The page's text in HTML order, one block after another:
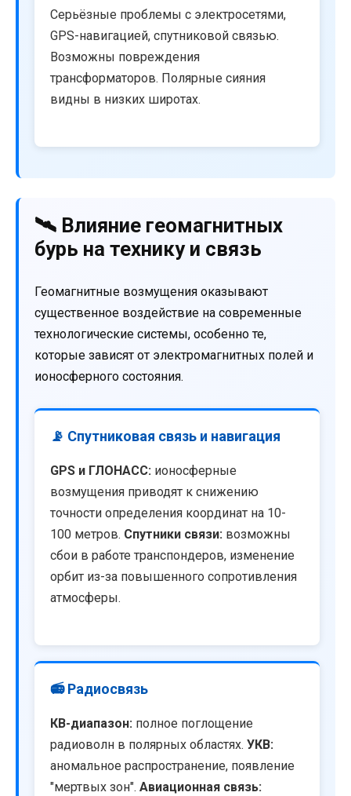
Серьёзные проблемы с электросетями,
GPS-навигацией, спутниковой связью.
Возможны повреждения
трансформаторов. Полярные сияния
видны в низких широтах.
🛰️ Влияние геомагнитных
бурь на технику и связь
Геомагнитные возмущения оказывают
существенное воздействие на современные
технологические системы, особенно те,
которые зависят от электромагнитных полей и
ионосферного состояния.
📡 Спутниковая связь и навигация
GPS и ГЛОНАСС: ионосферные
возмущения приводят к снижению
точности определения координат на 10-
100 метров. Спутники связи: возможны
сбои в работе транспондеров, изменение
орбит из-за повышенного сопротивления
атмосферы.
📻 Радиосвязь
КВ-диапазон: полное поглощение
радиоволн в полярных областях. УКВ:
аномальное распространение, появление
"мертвых зон". Авиационная связь: